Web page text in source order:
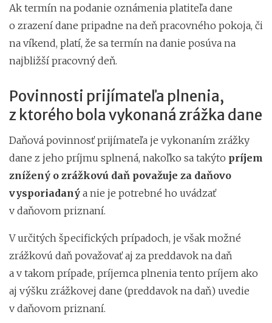
Ak termín na podanie oznámenia platiteľa dane
o zrazení dane pripadne na deň pracovného pokoja, či
na víkend, platí, že sa termín na danie posúva na
najbližší pracovný deň.
Povinnosti prijímateľa plnenia,
z ktorého bola vykonaná zrážka dane
Daňová povinnosť prijímateľa je vykonaním zrážky
dane z jeho príjmu splnená, nakoľko sa takýto príjem
znížený o zrážkovú daň považuje za daňovo
vysporiadaný a nie je potrebné ho uvádzať
v daňovom priznaní.
V určitých špecifických prípadoch, je však možné
zrážkovú daň považovať aj za preddavok na daň
a v takom prípade, príjemca plnenia tento príjem ako
aj výšku zrážkovej dane (preddavok na daň) uvedie
v daňovom priznaní.